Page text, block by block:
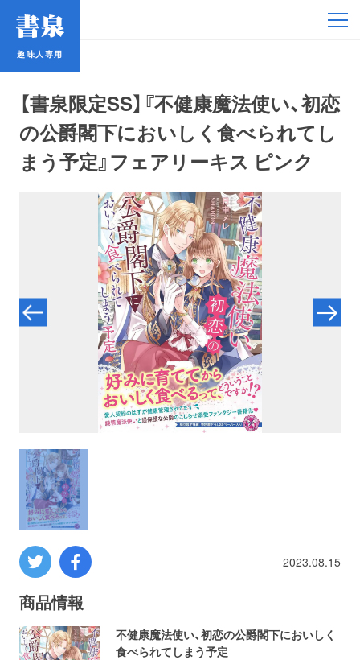
趣味人専用
【書泉限定SS】『不健康魔法使い、初恋
の公爵閣下においしく食べられてし
まう予定』フェアリーキス ピンク
2023.08.15
商品情報
不健康魔法使い、初恋の公爵閣下においしく
食べられてしまう予定
趣味人専用
鉄道・バス
コミック・ラノベ
プロレス
コンピューター
ミリタリー
その他
イベント